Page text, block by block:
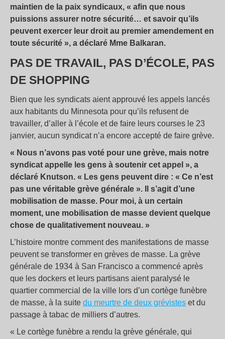
maintien de la paix syndicaux, « afin que nous
puissions assurer notre sécurité… et savoir qu’ils
peuvent exercer leur droit au premier amendement en
toute sécurité », a déclaré Mme Balkaran.
PAS DE TRAVAIL, PAS D’ÉCOLE, PAS
DE SHOPPING
Bien que les syndicats aient approuvé les appels lancés
aux habitants du Minnesota pour qu’ils refusent de
travailler, d’aller à l’école et de faire leurs courses le 23
janvier, aucun syndicat n’a encore accepté de faire grève.
« Nous n’avons pas voté pour une grève, mais notre
syndicat appelle les gens à soutenir cet appel », a
déclaré Knutson. « Les gens peuvent dire : « Ce n’est
pas une véritable grève générale ». Il s’agit d’une
mobilisation de masse. Pour moi, à un certain
moment, une mobilisation de masse devient quelque
chose de qualitativement nouveau. »
L’histoire montre comment des manifestations de masse
peuvent se transformer en grèves de masse. La grève
générale de 1934 à San Francisco a commencé après
que les dockers et leurs partisans aient paralysé le
quartier commercial de la ville lors d’un cortège funèbre
de masse, à la suite du meurtre de deux grévistes et du
passage à tabac de milliers d’autres.
« Le cortège funèbre a rendu la grève générale, qui